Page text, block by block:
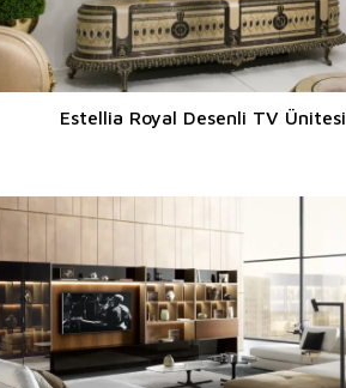
Estellia Royal Desenli TV Ünitesi